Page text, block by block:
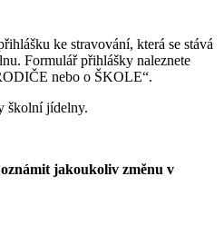
ke stravování, která se stává
Formulář přihlášky naleznete
nebo o ŠKOLE“.
školní jídelny.
jakoukoliv změnu v